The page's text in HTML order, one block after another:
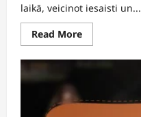
laikā, veicinot iesaisti un...
Read MoreRead
more
Kopienas
dalījušies